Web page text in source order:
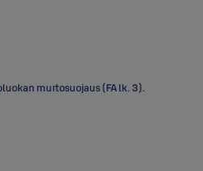
murtosuojaus (FA lk. 3).